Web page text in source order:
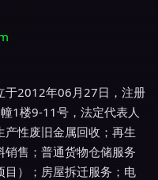
于2012年06月27日，注册
1楼9-11号，法定代表人
性废旧金属回收；再生
售；普通货物仓储服务
目）；房屋拆迁服务；电